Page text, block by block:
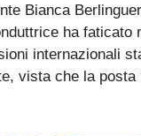
Bianca
ha
internazionali
vista che la